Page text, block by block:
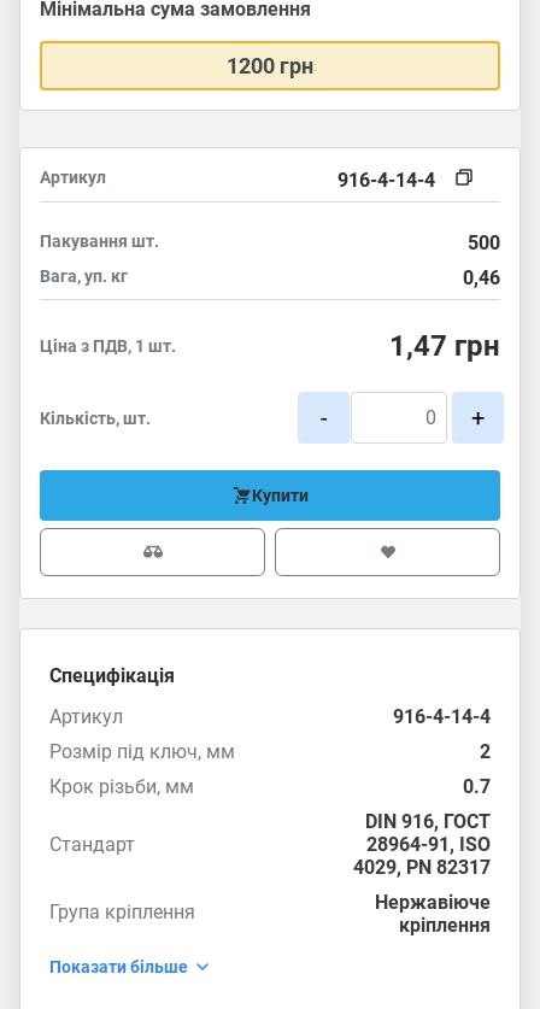
Мінімальна сума замовлення
1200 грн
Артикул 916-4-14-4
Пакування шт. 500
Вага, уп. кг 0,46
Ціна з ПДВ, 1 шт. 1,47 грн
Кількість, шт. - +
Купити
Специфікація
Артикул
916-4-14-4
Розмір під ключ, мм
2
Крок різьби, мм
0.7
Стандарт
DIN 916, ГОСТ
28964-91, ISO
4029, PN 82317
Група кріплення
Нержавіюче
кріплення
Показати більше